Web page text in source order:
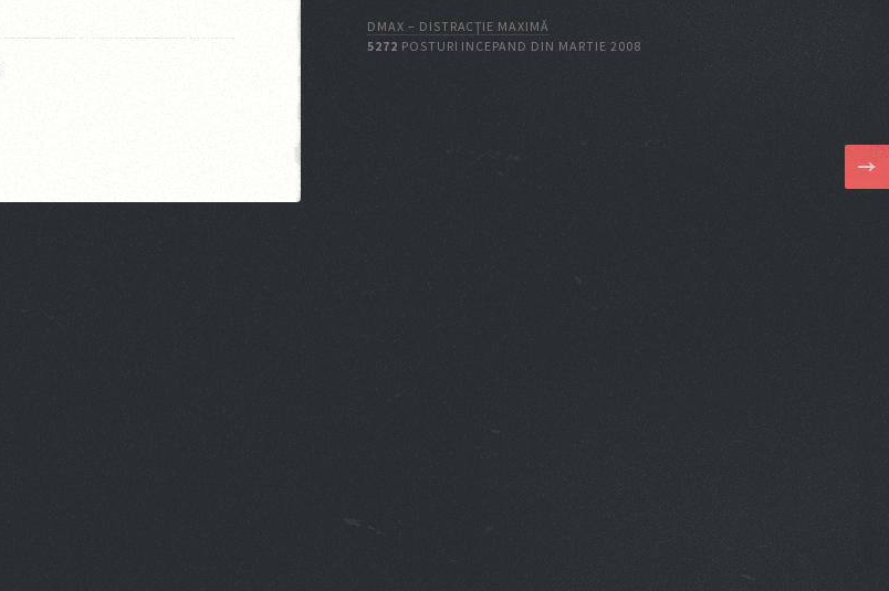
DMAX – DISTRACŢIE MAXIMĂ
5272 POSTURI INCEPAND DIN MARTIE 2008